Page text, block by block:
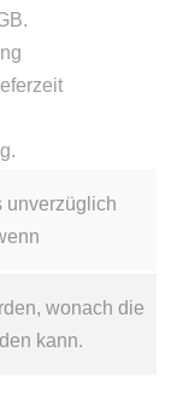
unverzüglich
wonach die
kann.